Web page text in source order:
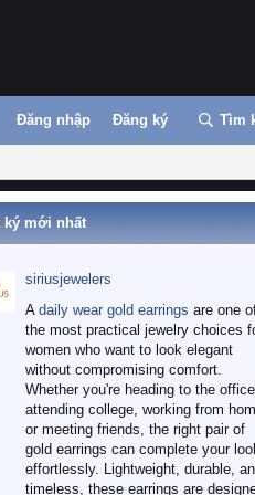
Đăng nhập Đăng ký Tìm
ký mới nhất
siriusjewelers
A daily wear gold earrings are one
the most practical jewelry choices
women who want to look elegant
without compromising comfort.
Whether you're heading to the office,
attending college, working from
or meeting friends, the right pair of
gold earrings can complete your
effortlessly. Lightweight, durable,
timeless, these earrings are